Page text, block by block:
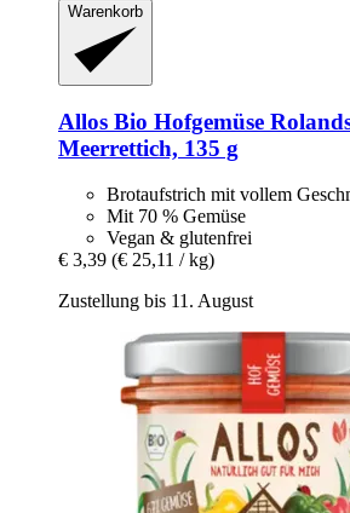
Warenkorb
Allos Bio Hofgemüse
Meerrettich, 135 g
Brotaufstrich mit vollem
Mit 70 % Gemüse
Vegan & glutenfrei
€ 3,39 (€ 25,11 / kg)
Zustellung bis 11. August